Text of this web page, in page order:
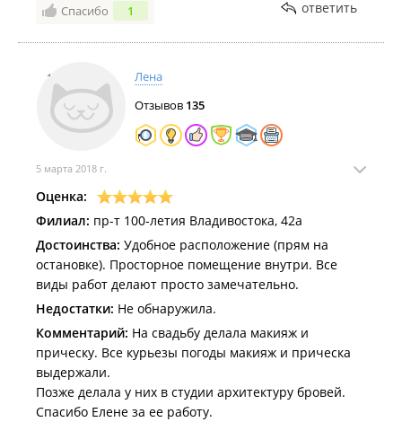
Огромного вам успеха и процветания в дальнейшем
Спасибо 1 ответить
Лена
Отзывов 135
5 марта 2018 г.
Оценка:
Филиал: пр-т 100-летия Владивостока, 42а
Достоинства: Удобное расположение (прям на
остановке). Просторное помещение внутри. Все
виды работ делают просто замечательно.
Недостатки: Не обнаружила.
Комментарий: На свадьбу делала макияж и
прическу. Все курьезы погоды макияж и прическа
выдержали.
Позже делала у них в студии архитектуру бровей.
Спасибо Елене за ее работу.